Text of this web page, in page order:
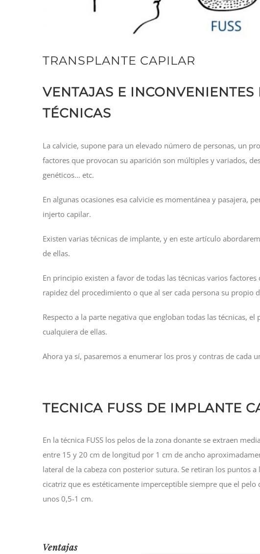
TRANSPLANTE CAPILAR
VENTAJAS E INCONVENIENTES
TÉCNICAS
La calvicie, supone para un elevado número de personas, un
factores que provocan su aparición son múltiples y variados,
genéticos… etc.
En algunas ocasiones esa calvicie es momentánea y pasajera,
injerto capilar.
Existen varias técnicas de implante, y en este artículo
de ellas.
En principio existen a favor de todas las técnicas varios
rapidez del procedimiento o que al ser cada persona su propio
Respecto a la parte negativa que engloban todas las técnicas,
cualquiera de ellas.
Ahora ya sí, pasaremos a enumerar los pros y contras de cada
TECNICA FUSS DE IMPLANTE
En la técnica FUSS los pelos de la zona donante se extraen
entre 15 y 20 cm de longitud por 1 cm de ancho
lateral de la cabeza con posterior sutura. Se retiran los puntos
cicatriz que es estéticamente imperceptible siempre que el
unos 0,5-1 cm.
Ventajas